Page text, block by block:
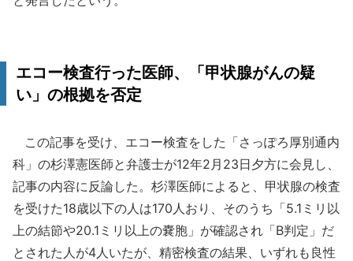
エコー検査行った医師、「甲状腺がんの疑
い」の根拠を否定
この記事を受け、エコー検査をした「さっぽろ厚別通内
科」の杉澤憲医師と弁護士が12年2月23日夕方に会見し、
記事の内容に反論した。杉澤医師によると、甲状腺の検査
を受けた18歳以下の人は170人おり、そのうち「5.1ミリ以
上の結節や20.1ミリ以上の嚢胞」が確認され「B判定」だ
とされた人が4人いたが、精密検査の結果、いずれも良性